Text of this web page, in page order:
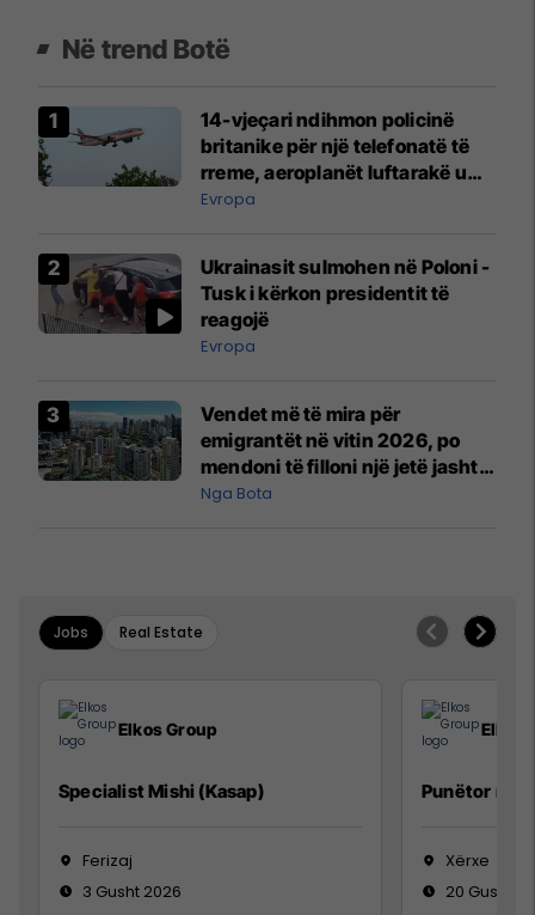
Në trend Botë
14-vjeçari ndihmon policinë
britanike për një telefonatë të
rreme, aeroplanët luftarakë u
ngritën në ajër për të
Mançesterit
Evropa
Ukrainasit sulmohen në Poloni -
Tusk i kërkon presidentit të
reagojë
Evropa
Vendet më të mira për
emigrantët në vitin 2026, po
mendoni të filloni një jetë jashtë
vendit?
Nga Bota
Jobs Real Estate
Elkos Group
Specialist Mishi (Kasap)
Ferizaj
3 Gusht 2026
Elkos
Punëtor në
Xërxe
20 Gusht